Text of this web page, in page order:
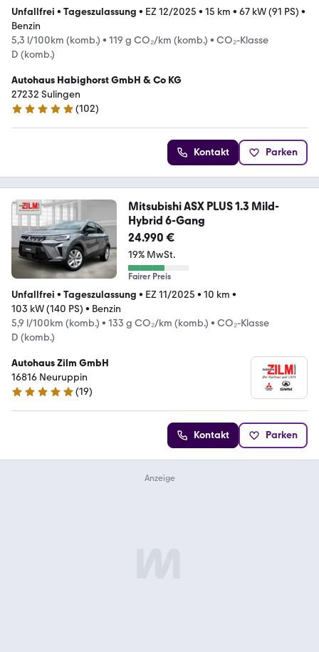
Unfallfrei • Tageszulassung • EZ 12/2025 • 15 km • 67 kW (91 PS) •
Benzin
5,3 l/100km (komb.) • 119 g CO₂/km (komb.) • CO₂-Klasse
D (komb.)
Autohaus Habighorst GmbH & Co KG
27232 Sulingen
5 Sterne
(102)
Kontakt Parken
Mitsubishi ASX PLUS 1.3 Mild-
Hybrid 6-Gang
24.990 €
19% MwSt.
Fairer Preis
Unfallfrei • Tageszulassung • EZ 11/2025 • 10 km •
103 kW (140 PS) • Benzin
5,9 l/100km (komb.) • 133 g CO₂/km (komb.) • CO₂-Klasse
D (komb.)
Autohaus Zilm GmbH
16816 Neuruppin
4.9 Sterne
(19)
Kontakt Parken